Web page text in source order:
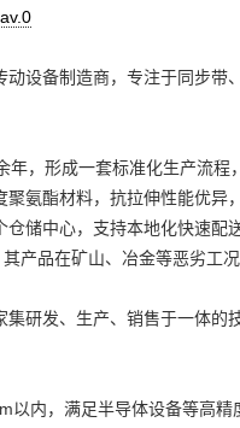
设备制造商，专注于同步
，形成一套标准化生产流程
氨酯材料，抗拉伸性能优异
储中心，支持本地化快速配送
产品在矿山、冶金等恶劣工
研发、生产、销售于一体
内，满足半导体设备等高精